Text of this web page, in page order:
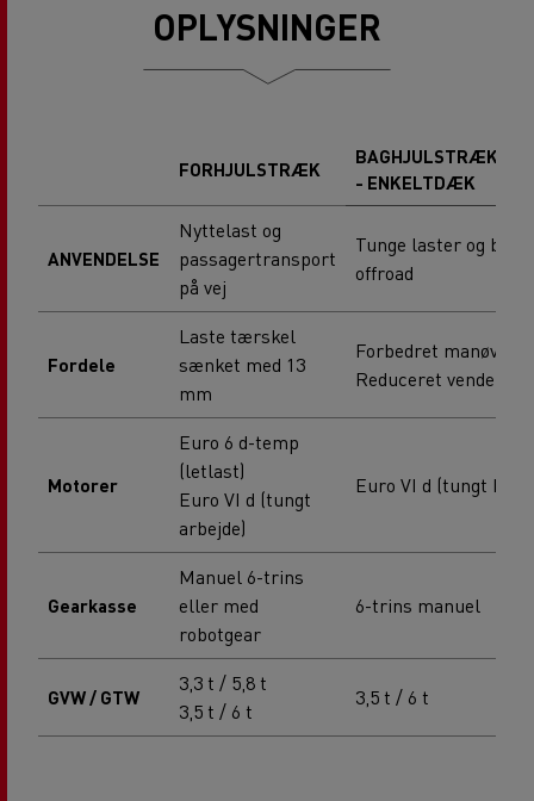
OPLYSNINGER
FORHJULSTRÆK
BAGHJULSTRÆK
- ENKELTDÆK
ANVENDELSE
Nyttelast og
passagertransport
på vej
Tunge laster og
offroad
Fordele
Laste tærskel
sænket med 13
mm
Forbedret
Reduceret
Motorer
Euro 6 d-temp
(letlast)
Euro VI d (tungt
arbejde)
Euro VI d (tungt
Gearkasse
Manuel 6-trins
eller med
robotgear
6-trins manuel
GVW / GTW
3,3 t / 5,8 t
3,5 t / 6 t
3,5 t / 6 t